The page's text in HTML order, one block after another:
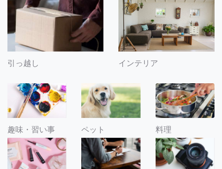
引っ越し インテリア
趣味・習い事 ペット 料理